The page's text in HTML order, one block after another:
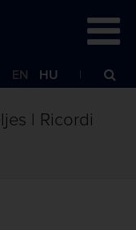
EN HU
| Ricordi